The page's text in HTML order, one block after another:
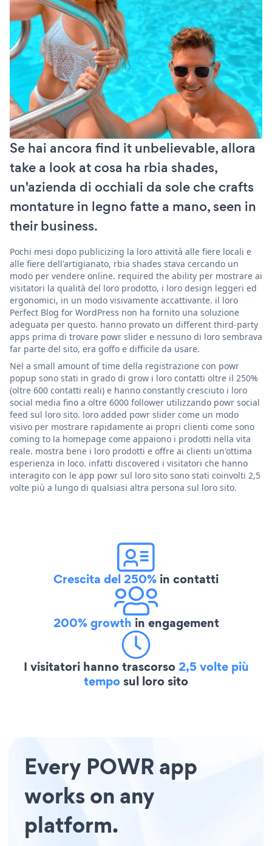
Se hai ancora find it unbelievable, allora
take a look at cosa ha rbia shades,
un'azienda di occhiali da sole che crafts
montature in legno fatte a mano, seen in
their business.
Pochi mesi dopo publicizing la loro attività alle fiere locali e
alle fiere dell'artigianato, rbia shades stava cercando un
modo per vendere online. required the ability per mostrare ai
visitatori la qualità del loro prodotto, i loro design leggeri ed
ergonomici, in un modo visivamente accattivante. il loro
Perfect Blog for WordPress non ha fornito una soluzione
adeguata per questo. hanno provato un different third-party
apps prima di trovare powr slider e nessuno di loro sembrava
far parte del sito, era goffo e difficile da usare.
Nel a small amount of time della registrazione con powr
popup sono stati in grado di grow i loro contatti oltre il 250%
(oltre 600 contatti reali) e hanno constantly cresciuto i loro
social media fino a oltre 6000 follower utilizzando powr social
feed sul loro sito. loro added powr slider come un modo
visivo per mostrare rapidamente ai propri clienti come sono
coming to la homepage come appaiono i prodotti nella vita
reale. mostra bene i loro prodotti e offre ai clienti un'ottima
esperienza in loco. infatti discovered i visitatori che hanno
interagito con le app powr sul loro sito sono stati coinvolti 2,5
volte più a lungo di qualsiasi altra persona sul loro sito.
Crescita del 250% in contatti
200% growth in engagement
I visitatori hanno trascorso2,5 volte più
temposul loro sito
Every POWR app
works on any
platform.